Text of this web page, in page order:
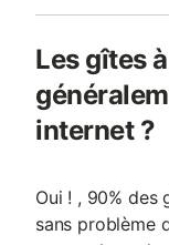
Les gîtes
internet ?
Oui ! , 90% des
sans problème